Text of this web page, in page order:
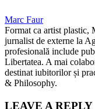
Marc Faur
Format ca artist plastic,
jurnalist de externe la
profesională include
Libertatea. A mai
destinat iubitorilor și
& Philosophy.
LEAVE A REPLY